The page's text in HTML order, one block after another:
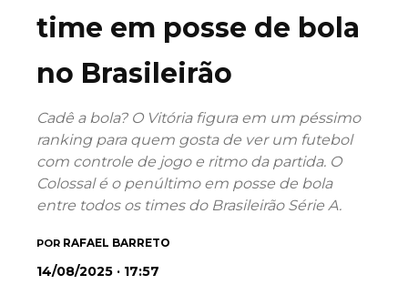
time em posse de bola
no Brasileirão
Cadê a bola? O Vitória figura em um péssimo
ranking para quem gosta de ver um futebol
com controle de jogo e ritmo da partida. O
Colossal é o penúltimo em posse de bola
entre todos os times do Brasileirão Série A.
POR RAFAEL BARRETO
14/08/2025 · 17:57